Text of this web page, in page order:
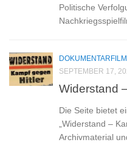
Politische
DOKUMENTARFILM
SEPTEMBER 17,
Widerstand
Die Seite bietet
„Widerstand –
Archivmaterial